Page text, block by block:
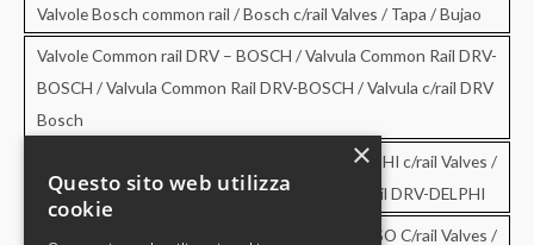
Valvole Bosch common rail / Bosch c/rail Valves / Tapa / Bujao
Valvole Common rail DRV – BOSCH / Valvula Common Rail DRV-
BOSCH / Valvula Common Rail DRV-BOSCH / Valvula c/rail DRV
Bosch
Valvole Common rail DRV – DELPHI / DRV-DELPHI c/rail Valves /
Valvula Common Rail DRV-DELPHI / Valvula c/rail DRV-DELPHI
Valvole Common rail DRV – DENSO / DRV-DENSO C/rail Valves /
×
Questo sito web utilizza
cookie